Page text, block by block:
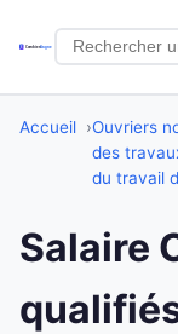
Accueil
Ouvriers
des
du travail
Salaire